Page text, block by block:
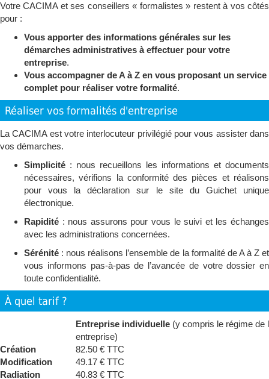
Votre CACIMA et ses conseillers « formalistes » restent à vos côtés
pour :
Vous apporter des informations générales sur les
démarches administratives à effectuer pour votre
entreprise.
Vous accompagner de A à Z en vous proposant un service
complet pour réaliser votre formalité.
Réaliser vos formalités d'entreprise
La CACIMA est votre interlocuteur privilégié pour vous assister dans
vos démarches.
Simplicité : nous recueillons les informations et documents
nécessaires, vérifions la conformité des pièces et réalisons
pour vous la déclaration sur le site du Guichet unique
électronique.
Rapidité : nous assurons pour vous le suivi et les échanges
avec les administrations concernées.
Sérénité : nous réalisons l’ensemble de la formalité de A à Z et
vous informons pas-à-pas de l’avancée de votre dossier en
toute confidentialité.
À quel tarif ?
Entreprise individuelle (y compris le régime de
entreprise)
Création
82.50 € TTC
Modification
49.17 € TTC
Radiation
40.83 € TTC